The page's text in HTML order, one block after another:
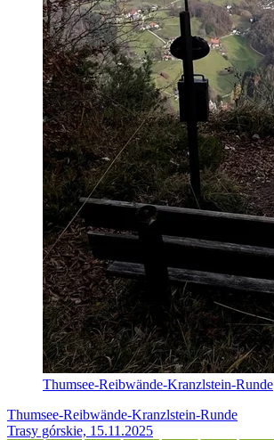
Thumsee-Reibwände-Kranzlstein-Runde
Thumsee-Reibwände-Kranzlstein-Runde
Trasy górskie, 15.11.2025